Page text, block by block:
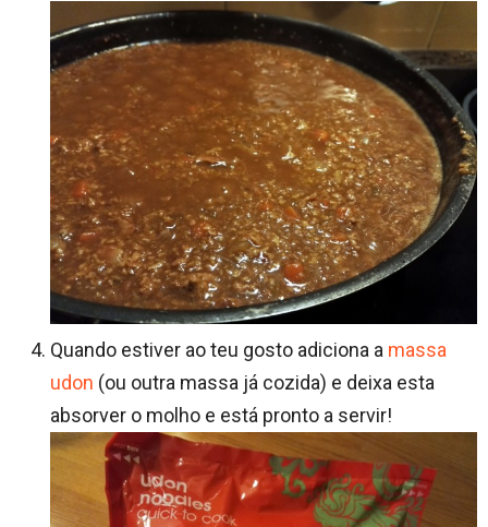
Quando estiver ao teu gosto adiciona a massa
udon (ou outra massa já cozida) e deixa esta
absorver o molho e está pronto a servir!